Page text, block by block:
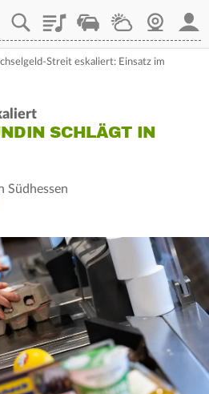
PlaylistStaupilotWetterWebcam
Streit eskaliert: Einsatz im
SCHLÄGT IN
Südhessen